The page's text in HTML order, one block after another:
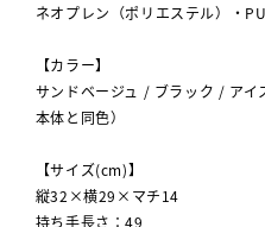
ネオプレン（ポリエステル）・
【カラー】
サンドベージュ / ブラック / ア
本体と同色）
【サイズ(cm)】
縦32×横29×マチ14
持ち手長さ：49